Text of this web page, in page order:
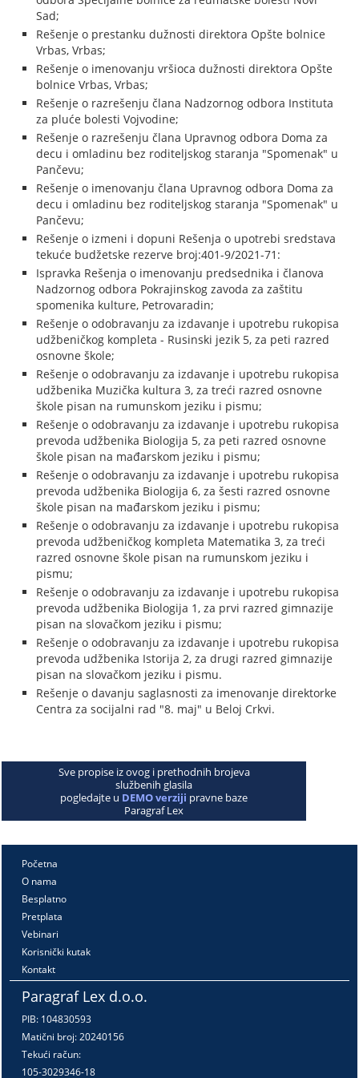
Sad;
Rešenje o prestanku dužnosti direktora Opšte bolnice
Vrbas, Vrbas;
Rešenje o imenovanju vršioca dužnosti direktora Opšte
bolnice Vrbas, Vrbas;
Rešenje o razrešenju člana Nadzornog odbora Instituta
za pluće bolesti Vojvodine;
Rešenje o razrešenju člana Upravnog odbora Doma za
decu i omladinu bez roditeljskog staranja "Spomenak" u
Pančevu;
Rešenje o imenovanju člana Upravnog odbora Doma za
decu i omladinu bez roditeljskog staranja "Spomenak" u
Pančevu;
Rešenje o izmeni i dopuni Rešenja o upotrebi sredstava
tekuće budžetske rezerve broj:401-9/2021-71:
Ispravka Rešenja o imenovanju predsednika i članova
Nadzornog odbora Pokrajinskog zavoda za zaštitu
spomenika kulture, Petrovaradin;
Rešenje o odobravanju za izdavanje i upotrebu rukopisa
udžbeničkog kompleta - Rusinski jezik 5, za peti razred
osnovne škole;
Rešenje o odobravanju za izdavanje i upotrebu rukopisa
udžbenika Muzička kultura 3, za treći razred osnovne
škole pisan na rumunskom jeziku i pismu;
Rešenje o odobravanju za izdavanje i upotrebu rukopisa
prevoda udžbenika Biologija 5, za peti razred osnovne
škole pisan na mađarskom jeziku i pismu;
Rešenje o odobravanju za izdavanje i upotrebu rukopisa
prevoda udžbenika Biologija 6, za šesti razred osnovne
škole pisan na mađarskom jeziku i pismu;
Rešenje o odobravanju za izdavanje i upotrebu rukopisa
prevoda udžbeničkog kompleta Matematika 3, za treći
razred osnovne škole pisan na rumunskom jeziku i
pismu;
Rešenje o odobravanju za izdavanje i upotrebu rukopisa
prevoda udžbenika Biologija 1, za prvi razred gimnazije
pisan na slovačkom jeziku i pismu;
Rešenje o odobravanju za izdavanje i upotrebu rukopisa
prevoda udžbenika Istorija 2, za drugi razred gimnazije
pisan na slovačkom jeziku i pismu.
Rešenje o davanju saglasnosti za imenovanje direktorke
Centra za socijalni rad "8. maj" u Beloj Crkvi.
Sve propise iz ovog i prethodnih brojeva
službenih glasila
pogledajte u DEMO verziji pravne baze
Paragraf Lex
Početna
O nama
Besplatno
Pretplata
Vebinari
Korisnički kutak
Kontakt
Paragraf Lex d.o.o.
PIB: 104830593
Matični broj: 20240156
Tekući račun:
105-3029346-18